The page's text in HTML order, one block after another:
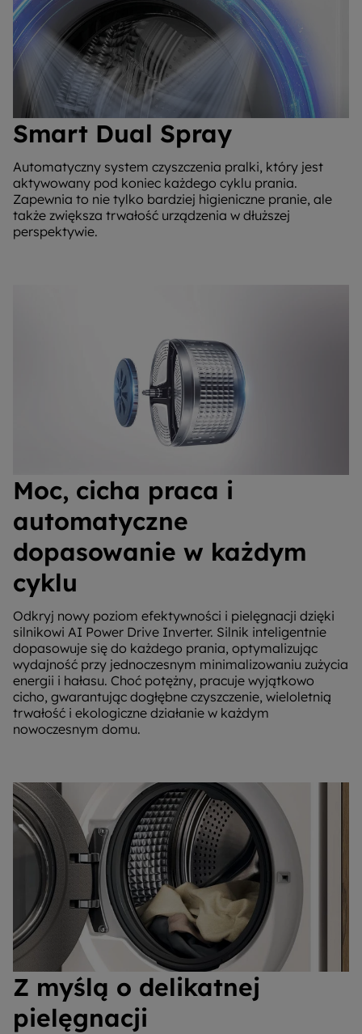
Smart Dual Spray
Automatyczny system czyszczenia pralki, który jest
aktywowany pod koniec każdego cyklu prania.
Zapewnia to nie tylko bardziej higieniczne pranie, ale
także zwiększa trwałość urządzenia w dłuższej
perspektywie.
Moc, cicha praca i
automatyczne
dopasowanie w każdym
cyklu
Odkryj nowy poziom efektywności i pielęgnacji dzięki
silnikowi AI Power Drive Inverter. Silnik inteligentnie
dopasowuje się do każdego prania, optymalizując
wydajność przy jednoczesnym minimalizowaniu zużycia
energii i hałasu. Choć potężny, pracuje wyjątkowo
cicho, gwarantując dogłębne czyszczenie, wieloletnią
trwałość i ekologiczne działanie w każdym
nowoczesnym domu.
Z myślą o delikatnej
pielęgnacji